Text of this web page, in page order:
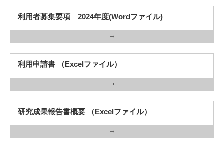
利用者募集要項 2024年度(Wordファイル)
利用申請書 （Excelファイル）
研究成果報告書概要 （Excelファイル）